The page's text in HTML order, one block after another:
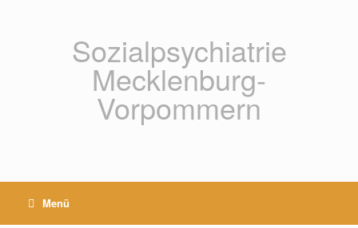
Sozialpsychiatrie
Mecklenburg-
Vorpommern
Menü